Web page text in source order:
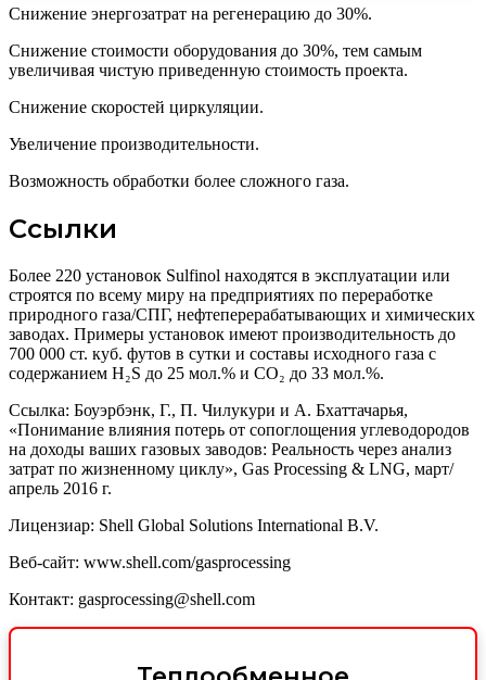
Снижение энергозатрат на регенерацию до 30%.
Снижение стоимости оборудования до 30%, тем самым
увеличивая чистую приведенную стоимость проекта.
Снижение скоростей циркуляции.
Увеличение производительности.
Возможность обработки более сложного газа.
Ссылки
Более 220 установок Sulfinol находятся в эксплуатации или
строятся по всему миру на предприятиях по переработке
природного газа/СПГ, нефтеперерабатывающих и химических
заводах. Примеры установок имеют производительность до
700 000 ст. куб. футов в сутки и составы исходного газа с
содержанием H₂S до 25 мол.% и CO₂ до 33 мол.%.
Ссылка: Боуэрбэнк, Г., П. Чилукури и А. Бхаттачарья,
«Понимание влияния потерь от сопоглощения углеводородов
на доходы ваших газовых заводов: Реальность через анализ
затрат по жизненному циклу», Gas Processing & LNG, март/
апрель 2016 г.
Лицензиар: Shell Global Solutions International B.V.
Веб-сайт: www.shell.com/gasprocessing
Контакт: gasprocessing@shell.com